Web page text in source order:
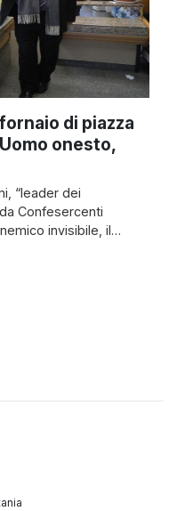
di piazza
onesto,
“leader dei
Confesercenti
invisibile, il
uomo diretto,